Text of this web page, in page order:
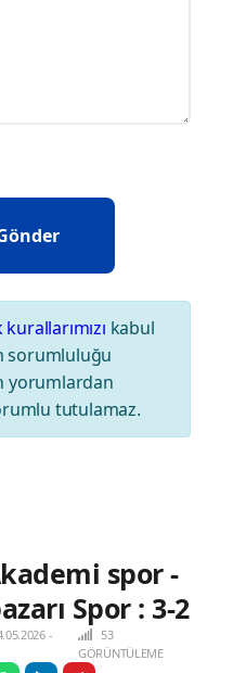
kabul
sorumluluğu
yorumlardan
tutulamaz.
spor -
Spor : 3-2
-
53
GÖRÜNTÜLEME